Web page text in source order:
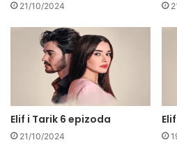
21/10/2024
Elif i Tarik 6 epizoda
21/10/2024